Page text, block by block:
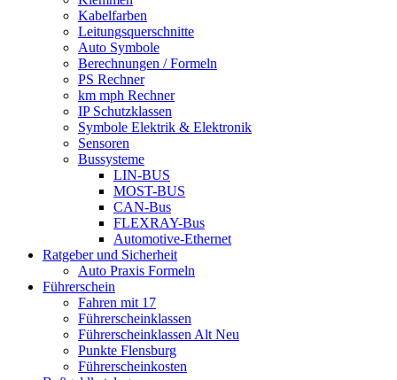
Kabelfarben
Leitungsquerschnitte
Auto Symbole
Berechnungen / Formeln
PS Rechner
km mph Rechner
IP Schutzklassen
Symbole Elektrik & Elektronik
Sensoren
Bussysteme
LIN-BUS
MOST-BUS
CAN-Bus
FLEXRAY-Bus
Automotive-Ethernet
Ratgeber und Sicherheit
Auto Praxis Formeln
Führerschein
Fahren mit 17
Führerscheinklassen
Führerscheinklassen Alt Neu
Punkte Flensburg
Führerscheinkosten